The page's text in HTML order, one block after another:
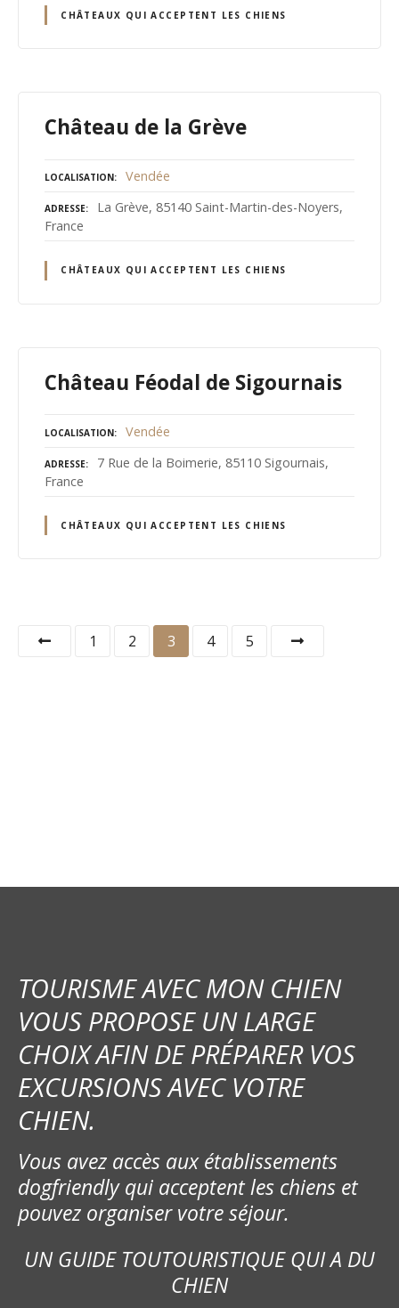
CHÂTEAUX QUI ACCEPTENT LES CHIENS
Château de la Grève
LOCALISATION Vendée
ADRESSE
La Grève, 85140 Saint-Martin-des-Noyers,
France
CHÂTEAUX QUI ACCEPTENT LES CHIENS
Château Féodal de Sigournais
LOCALISATION Vendée
ADRESSE
7 Rue de la Boimerie, 85110 Sigournais,
France
CHÂTEAUX QUI ACCEPTENT LES CHIENS
i
n
d
e
s
m
e
s
s
a
1 2 3 4 5
TOURISME AVEC MON CHIEN
VOUS PROPOSE UN LARGE
CHOIX AFIN DE PRÉPARER VOS
EXCURSIONS AVEC VOTRE
CHIEN.
Vous avez accès aux établissements
dogfriendly qui acceptent les chiens et
pouvez organiser votre séjour.
UN GUIDE TOUTOURISTIQUE QUI A DU
CHIEN